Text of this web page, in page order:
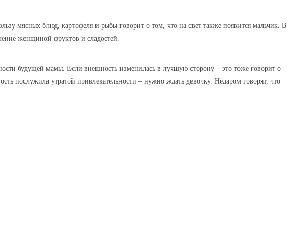
мясных блюд, картофеля и рыбы говорит о том, что на свет также появится мальчик. В
женщиной фруктов и сладостей.
будущей мамы. Если внешность изменилась в лучшую сторону – это тоже говорит о
послужила утратой привлекательности – нужно ждать девочку. Недаром говорят, что